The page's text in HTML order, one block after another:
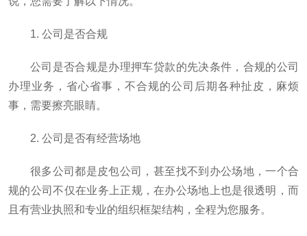
1. 公司是否合规
公司是否合规是办理押车贷款的先决条件，合规的公司
办理业务，省心省事，不合规的公司后期各种扯皮，麻烦
事，需要擦亮眼睛。
2. 公司是否有经营场地
很多公司都是皮包公司，甚至找不到办公场地，一个合
规的公司不仅在业务上正规，在办公场地上也是很透明，而
且有营业执照和专业的组织框架结构，全程为您服务。